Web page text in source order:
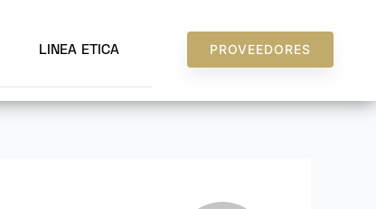
LINEA ETICA PROVEEDORES